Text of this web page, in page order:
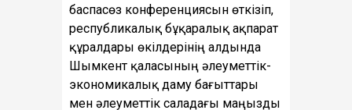
баспасөз конференциясын өткізіп,
республикалық бұқаралық ақпарат
құралдары өкілдерінің алдында
Шымкент қаласының әлеуметтік-
экономикалық даму бағыттары
мен әлеуметтік саладағы маңызды